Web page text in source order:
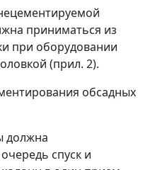
приниматься из
при оборудовании
(прил. 2).
обсадных
должна
спуск и